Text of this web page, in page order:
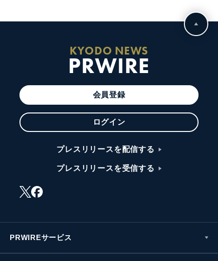
KYODO NEWS
PRWIRE
会員登録
ログイン
プレスリリースを配信する
プレスリリースを受信する
PRWIREサービス